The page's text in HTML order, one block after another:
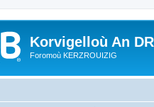
Korvigelloù An
Foromoù KERZROUIZIG